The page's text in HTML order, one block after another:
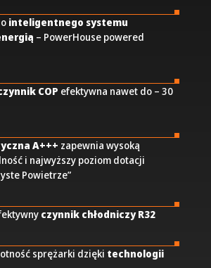
inteligentnego systemu
– PowerHouse powered
COP efektywna nawet do – 30
A+++ zapewnia wysoką
i najwyższy poziom dotacji
Powietrze”
czynnik chłodniczy R32
sprężarki dzięki technologii